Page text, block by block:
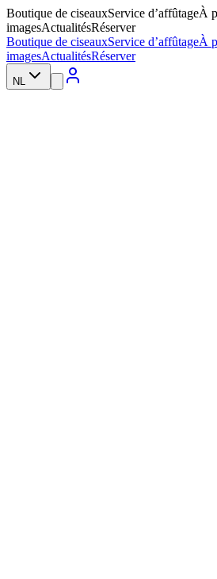
Boutique de ciseauxService d’affûtageÀ
imagesActualitésRéserver
Boutique de ciseauxService d’affûtageÀ
imagesActualitésRéserver
NL